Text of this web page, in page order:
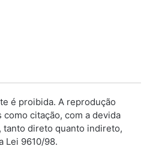
é proibida. A reprodução
citação, com a devida
tanto direto quanto indireto,
Lei 9610/98.